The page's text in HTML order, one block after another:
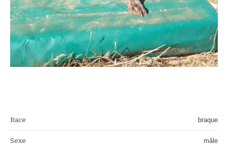
Race braque
Sexe mâle